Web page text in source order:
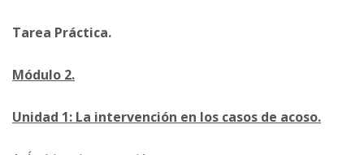
Tarea Práctica.
Módulo 2.
Unidad 1: La intervención en los casos de acoso.